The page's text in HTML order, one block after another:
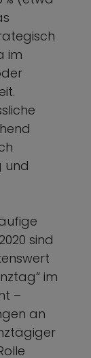
im
und
sind
im
–
an